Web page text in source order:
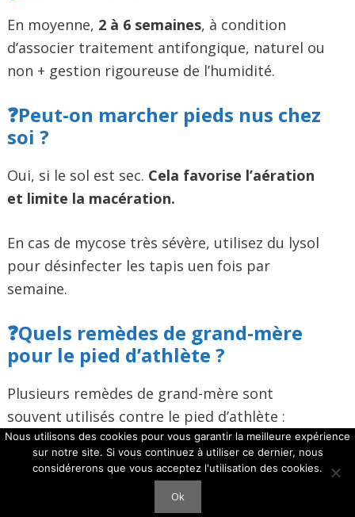
En moyenne, 2 à 6 semaines, à condition
d’associer traitement antifongique, naturel ou
non + gestion rigoureuse de l’humidité.
❓Peut-on marcher pieds nus chez
soi ?
Oui, si le sol est sec. Cela favorise l’aération
et limite la macération.
En cas de mycose très sévère, utilisez du lysol
pour désinfecter les tapis uen fois par
semaine.
❓Quels remèdes de grand-mère
pour le pied d’athlète ?
Plusieurs remèdes de grand-mère sont
souvent utilisés contre le pied d’athlète :
L’ail: connu pour ses propriétés
antifongiques, il peut être appliqué écrasé,
mais il est souvent irritant et peu pratique.
Nous utilisons des cookies pour vous garantir la meilleure expérience
sur notre site. Si vous continuez à utiliser ce dernier, nous
considérerons que vous acceptez l'utilisation des cookies.
Ok